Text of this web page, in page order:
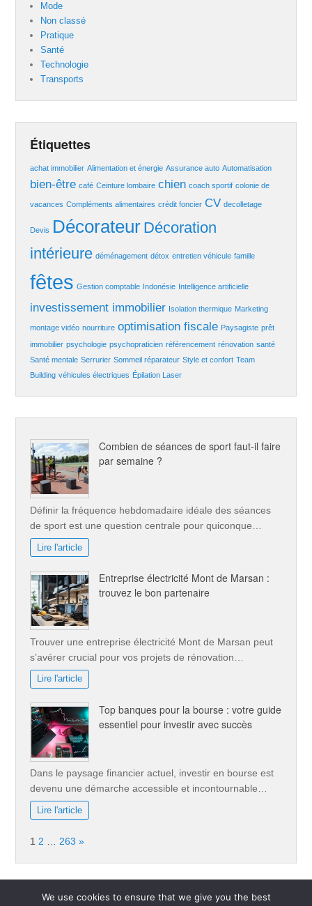
Mode
Non classé
Pratique
Santé
Technologie
Transports
Étiquettes
achat immobilier Alimentation et énergie Assurance auto Automatisation
bien-être café Ceinture lombaire chien coach sportif colonie de
vacances Compléments alimentaires crédit foncier CV decolletage
Devis Décorateur Décoration
intérieure déménagement détox entretien véhicule famille
fêtes Gestion comptable Indonésie Intelligence artificielle
investissement immobilier Isolation thermique Marketing
montage vidéo nourriture optimisation fiscale Paysagiste prêt
immobilier psychologie psychopraticien référencement rénovation santé
Santé mentale Serrurier Sommeil réparateur Style et confort Team
Building véhicules électriques Épilation Laser
Combien de séances de sport faut-il faire
par semaine ?
Définir la fréquence hebdomadaire idéale des séances
de sport est une question centrale pour quiconque…
Lire l'article
Entreprise électricité Mont de Marsan :
trouvez le bon partenaire
Trouver une entreprise électricité Mont de Marsan peut
s’avérer crucial pour vos projets de rénovation…
Lire l'article
Top banques pour la bourse : votre guide
essentiel pour investir avec succès
Dans le paysage financier actuel, investir en bourse est
devenu une démarche accessible et incontournable…
Lire l'article
Page:
1 2 … 263 Next
»
We use cookies to ensure that we give you the best